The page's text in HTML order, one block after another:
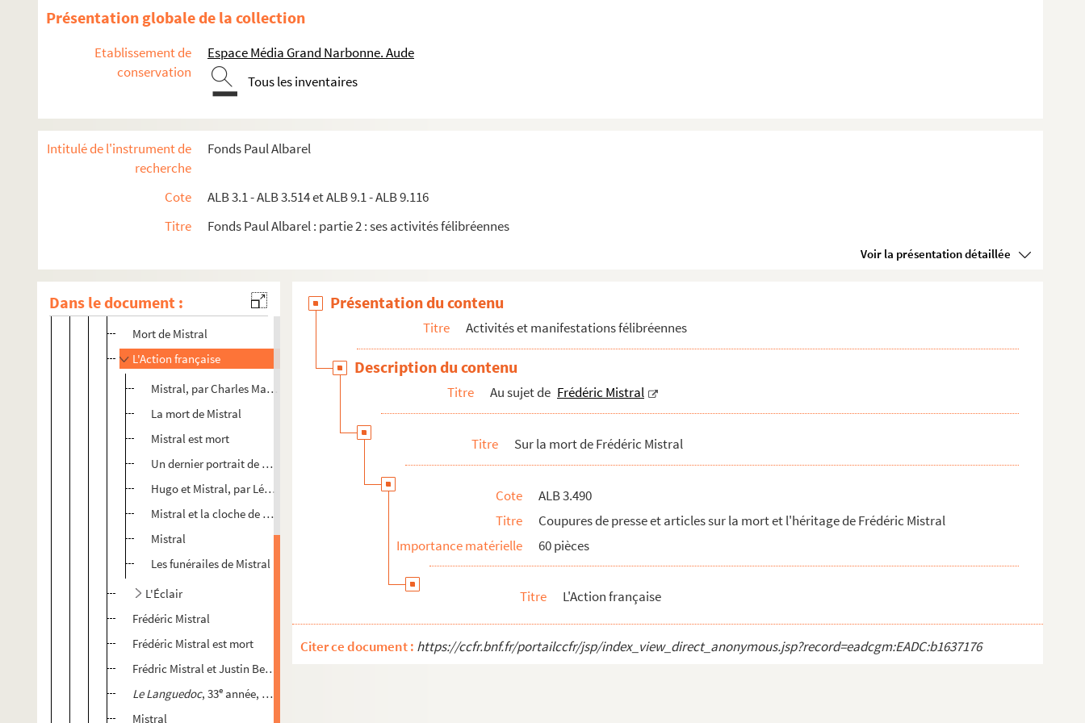
Présentation globale de la collection
Etablissement de
conservation
Espace Média Grand Narbonne. Aude
Tous les inventaires
Intitulé de l'instrument de
recherche
Fonds Paul Albarel
Cote
ALB 3.1 - ALB 3.514 et ALB 9.1 - ALB 9.116
Titre
Fonds Paul Albarel : partie 2 : ses activités félibréennes
Voir la présentation détaillée
Dans le document :
Oeuvres adressées à Paul Albarel
Fêtes félibréennes
ALB 3.488. Jeux floraux (en dehors de la Cigale narbonnaise)
Sur la mort de Frédéric Mistral
ALB 3.489. Lettres et publicité relatives à la mort de Frédéric Mistral (1914)
Mistral collégien
Frédéric Mistral est mort hier
Illustracio catalana, n°565
Mort de Mistral
L'Action française
Mistral, par Charles Maurras
La mort de Mistral
Mistral est mort
Un dernier portrait de Mistral
Hugo et Mistral, par Léon Daudet
Mistral et la cloche de Maillane
Mistral
Les funérailes de Mistral
L'Éclair
Frédéric Mistral
Frédéric Mistral est mort
Frédric Mistral et Justin Bessou, par Auguste Vidal
Le Languedoc, 33e année, n
Mistral
Présentation du contenu
Titre Activités et manifestations félibréennes
Description du contenu
Titre Au sujet de Frédéric Mistral
Titre Sur la mort de Frédéric Mistral
Cote
ALB 3.490
Titre
Coupures de presse et articles sur la mort et l'héritage de Frédéric Mistral
Importance matérielle
60 pièces
Titre L'Action française
Citer ce document : https://ccfr.bnf.fr/portailccfr/jsp/index_view_direct_anonymous.jsp?record=eadcgm:EADC:b1637176